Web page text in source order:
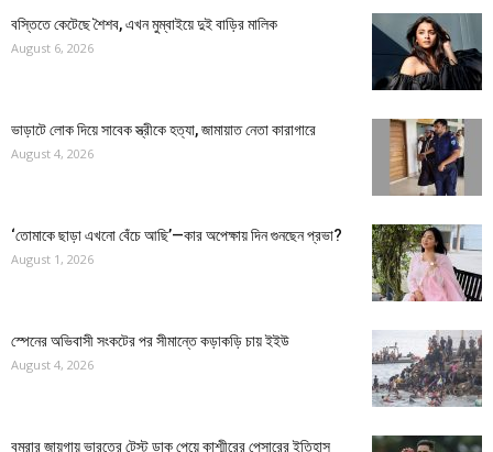
বস্তিতে কেটেছে শৈশব, এখন মুম্বাইয়ে দুই বাড়ির মালিক
August 6, 2026
ভাড়াটে লোক দিয়ে সাবেক স্ত্রীকে হত্যা, জামায়াত নেতা কারাগারে
August 4, 2026
‘তোমাকে ছাড়া এখনো বেঁচে আছি’—কার অপেক্ষায় দিন গুনছেন প্রভা?
August 1, 2026
স্পেনের অভিবাসী সংকটের পর সীমান্তে কড়াকড়ি চায় ইইউ
August 4, 2026
বুমরার জায়গায় ভারতের টেস্ট ডাক পেয়ে কাশ্মীরের পেসারের ইতিহাস